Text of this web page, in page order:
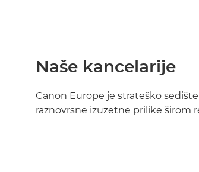
Naše kancelarije
Canon Europe je strateško
raznovrsne izuzetne prilike širom